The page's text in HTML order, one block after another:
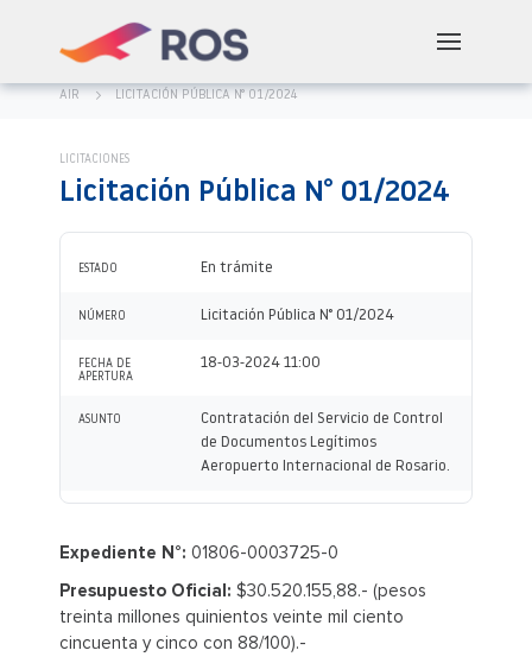
AIR LICITACIÓN PÚBLICA N° 01/2024
LICITACIONES
Licitación Pública N° 01/2024
ESTADO En trámite
NÚMERO Licitación Pública N° 01/2024
FECHA DE
APERTURA
18-03-2024 11:00
ASUNTO
Contratación del Servicio de Control
de Documentos Legítimos
Aeropuerto Internacional de Rosario.
Expediente N°: 01806-0003725-0
Presupuesto Oficial: $30.520.155,88.- (pesos
treinta millones quinientos veinte mil ciento
cincuenta y cinco con 88/100).-